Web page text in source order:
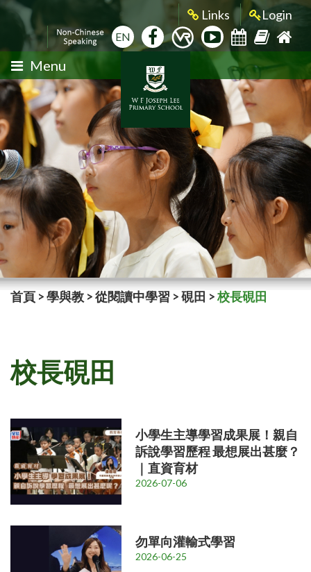
Links Login
EN
Menu
首頁 >學與教 >從閱讀中學習 >硯田 >校長硯田
校長硯田
小學生主導學習成果展！親自
訴說學習歷程 最想展出甚麼？
｜直資育材
2026-07-06
勿單向灌輸式學習
2026-06-25